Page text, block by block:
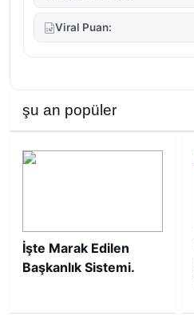
Viral Puan:
şu an popüler
İşte Marak Edilen
Başkanlık Sistemi.